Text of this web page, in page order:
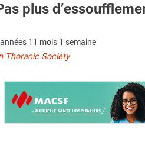
plus
11 mois 1 semaine
Thoracic Society